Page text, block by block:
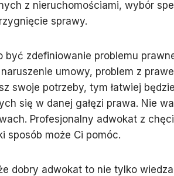
z nieruchomościami, wybór
sprawy.
być zdefiniowanie problemu
umowy, problem z
swoje potrzeby, tym łatwiej
się w danej gałęzi prawa. Nie
Profesjonalny adwokat z
sposób może Ci pomóc.
dobry adwokat to nie tylko